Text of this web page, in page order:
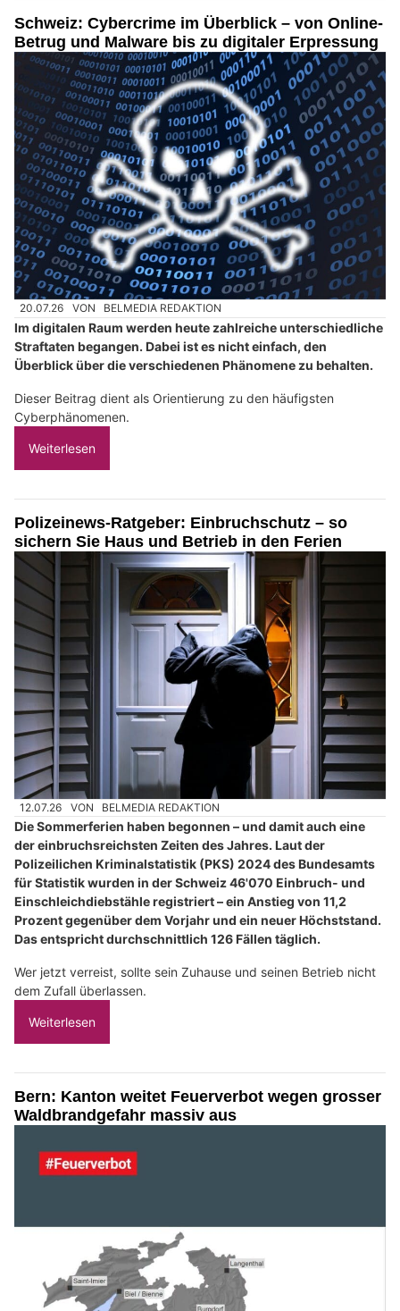
Schweiz: Cybercrime im Überblick – von Online-
Betrug und Malware bis zu digitaler Erpressung
20.07.26 VON BELMEDIA REDAKTION
Im digitalen Raum werden heute zahlreiche unterschiedliche
Straftaten begangen. Dabei ist es nicht einfach, den
Überblick über die verschiedenen Phänomene zu behalten.
Dieser Beitrag dient als Orientierung zu den häufigsten
Cyberphänomenen.
Weiterlesen
Polizeinews-Ratgeber: Einbruchschutz – so
sichern Sie Haus und Betrieb in den Ferien
12.07.26 VON BELMEDIA REDAKTION
Die Sommerferien haben begonnen – und damit auch eine
der einbruchsreichsten Zeiten des Jahres. Laut der
Polizeilichen Kriminalstatistik (PKS) 2024 des Bundesamts
für Statistik wurden in der Schweiz 46'070 Einbruch- und
Einschleichdiebstähle registriert – ein Anstieg von 11,2
Prozent gegenüber dem Vorjahr und ein neuer Höchststand.
Das entspricht durchschnittlich 126 Fällen täglich.
Wer jetzt verreist, sollte sein Zuhause und seinen Betrieb nicht
dem Zufall überlassen.
Weiterlesen
Bern: Kanton weitet Feuerverbot wegen grosser
Waldbrandgefahr massiv aus